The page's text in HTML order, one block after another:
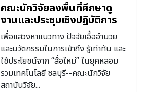
คณะนักวิจัยลงพื้นที่ศึกษาดู
งานและประชุมเชิงปฏิบัติการ
เพื่อแสวงหาแนวทาง ปัจจัยเอื้ออำนวย
และนวัตกรรมในการเข้าถึง รู้เท่าทัน และ
ใช้ประโยชน์จาก “สื่อใหม่” ในยุคหลอม
รวมเทคโนโลยี ชลบุรี--คณะนักวิจัย
สถาบันวิจัย...